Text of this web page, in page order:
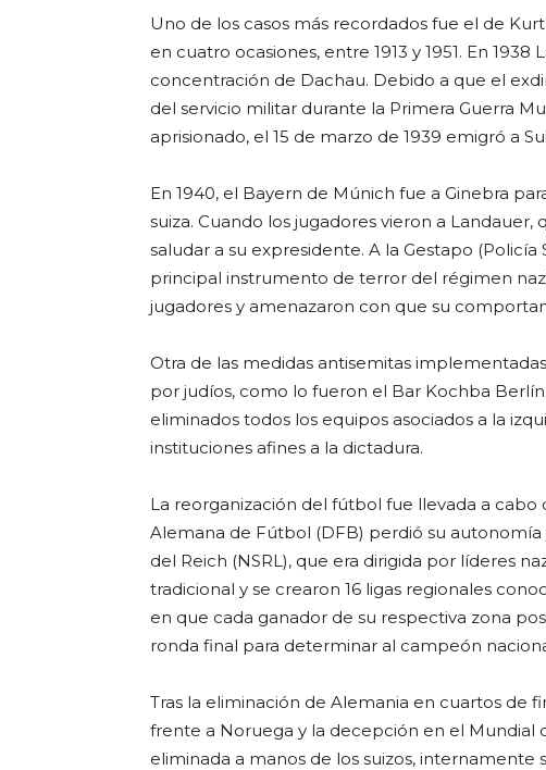
Uno de los casos más recordados fue el de
en cuatro ocasiones, entre 1913 y 1951. En
concentración de Dachau. Debido a que el
del servicio militar durante la Primera Guerra
aprisionado, el 15 de marzo de 1939 emigró a
En 1940, el Bayern de Múnich fue a Ginebra
suiza. Cuando los jugadores vieron a
saludar a su expresidente. A la Gestapo
principal instrumento de terror del régimen
jugadores y amenazaron con que su
Otra de las medidas antisemitas
por judíos, como lo fueron el Bar Kochba
eliminados todos los equipos asociados a la
instituciones afines a la dictadura.
La reorganización del fútbol fue llevada a cabo
Alemana de Fútbol (DFB) perdió su
del Reich (NSRL), que era dirigida por líderes
tradicional y se crearon 16 ligas regionales
en que cada ganador de su respectiva zona
ronda final para determinar al campeón
Tras la eliminación de Alemania en cuartos de
frente a Noruega y la decepción en el Mundial
eliminada a manos de los suizos,